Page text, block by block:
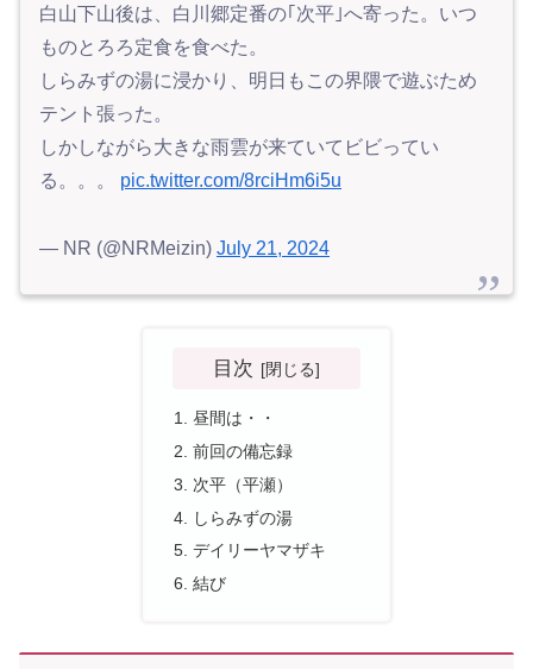
白山下山後は、白川郷定番の｢次平｣へ寄った。いつ
ものとろろ定食を食べた。
しらみずの湯に浸かり、明日もこの界隈で遊ぶため
テント張った。
しかしながら大きな雨雲が来ていてビビってい
る。。。 pic.twitter.com/8rciHm6i5u
— NR (@NRMeizin) July 21, 2024
目次
昼間は・・
前回の備忘録
次平（平瀬）
しらみずの湯
デイリーヤマザキ
結び